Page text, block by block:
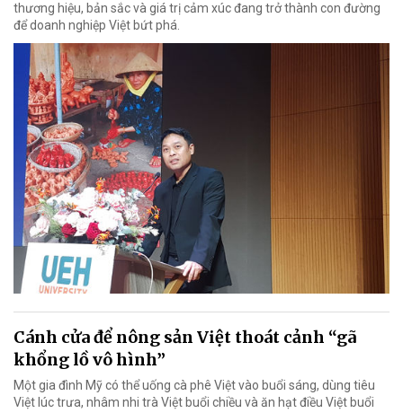
thương hiệu, bản sắc và giá trị cảm xúc đang trở thành con đường
để doanh nghiệp Việt bứt phá.
Cánh cửa để nông sản Việt thoát cảnh “gã
khổng lồ vô hình”
Một gia đình Mỹ có thể uống cà phê Việt vào buổi sáng, dùng tiêu
Việt lúc trưa, nhâm nhi trà Việt buổi chiều và ăn hạt điều Việt buổi